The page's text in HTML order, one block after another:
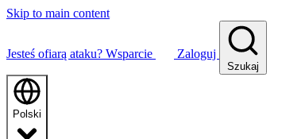
Skip to main content
Jesteś ofiarą ataku? Wsparcie Zaloguj
Szukaj
Polski